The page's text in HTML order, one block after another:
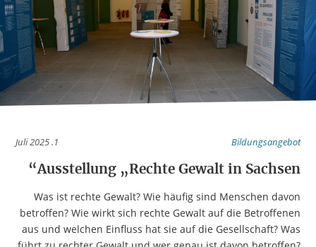
Bildungsangebot
1. Juli 2025
Ausstellung „Rechte Gewalt in Sachsen“
Was ist rechte Gewalt? Wie häufig sind Menschen davon
betroffen? Wie wirkt sich rechte Gewalt auf die Betroffenen
aus und welchen Einfluss hat sie auf die Gesellschaft? Was